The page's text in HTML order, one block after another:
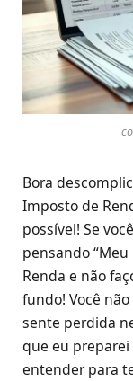
Bora
Imposto de
possível! Se
pensando
Renda e não
fundo! Você
sente perdida
que eu
entender para